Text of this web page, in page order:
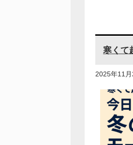
寒くて
2025年11月